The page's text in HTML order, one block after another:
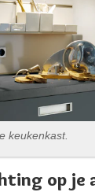
keukenkast.
op je